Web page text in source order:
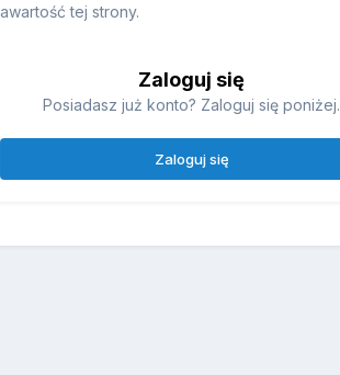
tej strony.
Zaloguj się
Posiadasz już konto? Zaloguj się poniżej.
Zaloguj się